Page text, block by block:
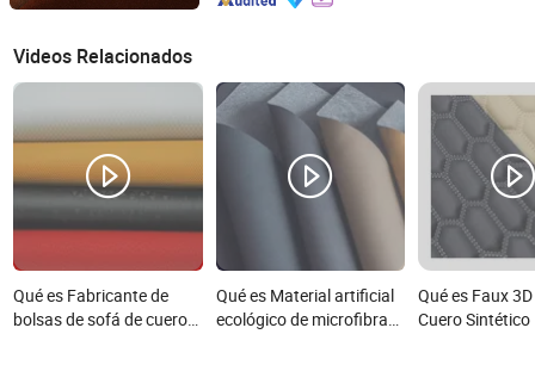
Videos Relacionados
Qué es Fabricante de
bolsas de sofá de cuero
Qué es Material artificial
ecológico de microfibra
Qué es Faux
Cuero Sintético